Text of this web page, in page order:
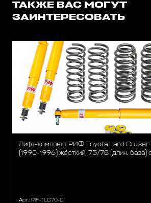
ТАКЖЕ ВАС МОГУТ
ЗАИНТЕРЕСОВАТЬ
Лифт-комплект РИФ Toyota Land Cruiser
(1990-1996) жёсткий, 73/78 (длин. база)
Арт.: RIF-TLC70-D